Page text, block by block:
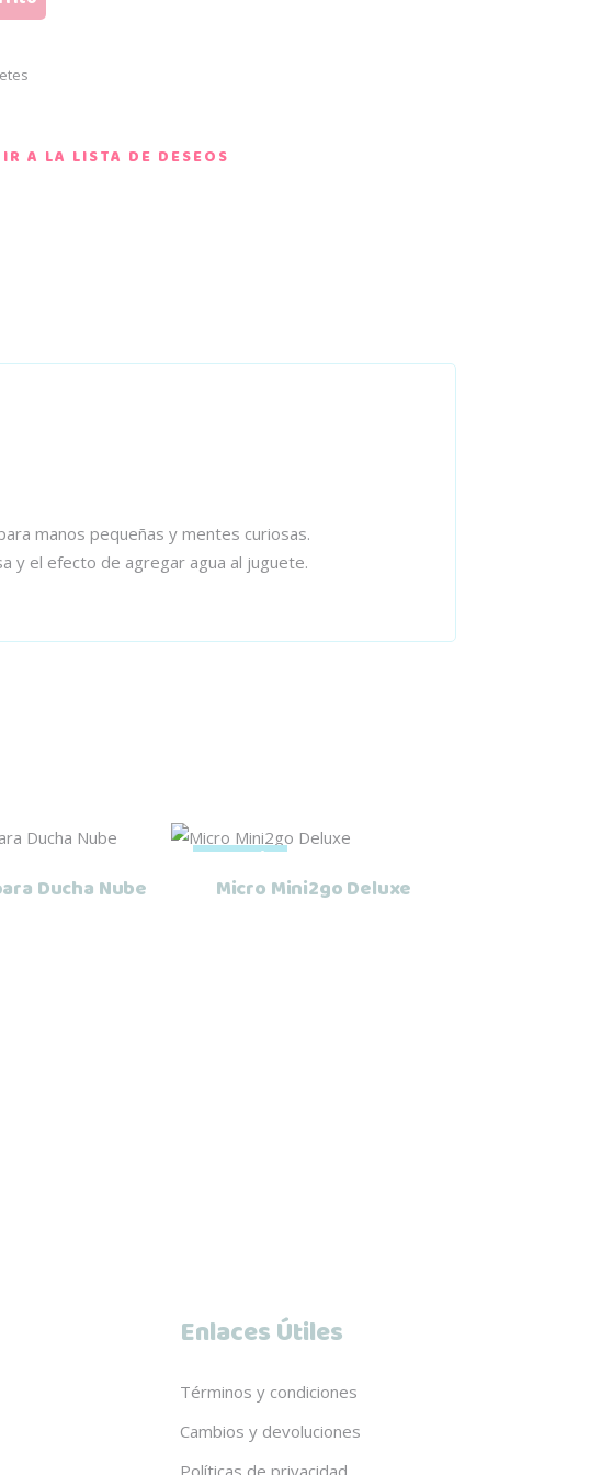
A LA LISTA DE DESEOS
manos pequeñas y mentes curiosas.
y el efecto de agregar agua al juguete.
más
Ducha Nube
AgotadoLeer más
Micro Mini2go Deluxe
Enlaces Útiles
Términos y condiciones
Cambios y devoluciones
Políticas de privacidad